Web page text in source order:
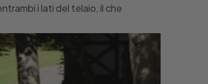
i lati del telaio, il che